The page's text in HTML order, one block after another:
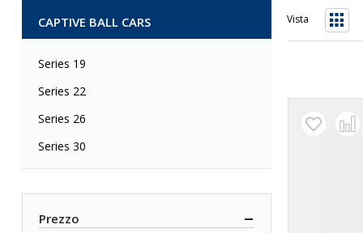
Vista
CAPTIVE BALL CARS
Series 19
Series 22
Series 26
Series 30
Prezzo